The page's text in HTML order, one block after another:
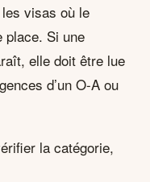
visas où le
place. Si une
elle doit être lue
d’un O-A ou
la catégorie,